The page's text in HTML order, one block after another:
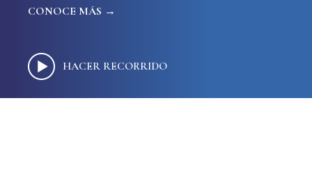
CONOCE MÁS →
HACER RECORRIDO